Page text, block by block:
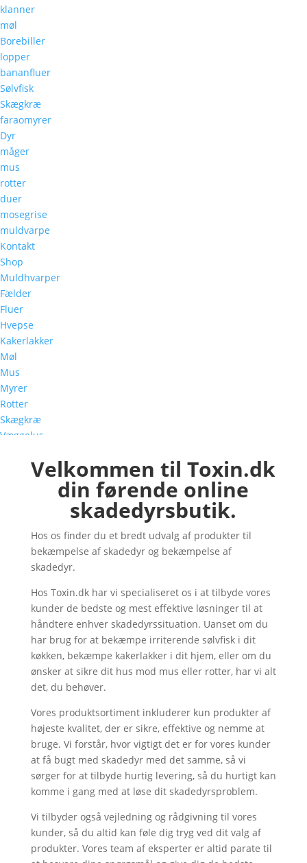
klanner
møl
Borebiller
lopper
bananfluer
Sølvfisk
Skægkræ
faraomyrer
Dyr
måger
mus
rotter
duer
mosegrise
muldvarpe
Kontakt
Shop
Muldhvarper
Fælder
Fluer
Hvepse
Kakerlakker
Møl
Mus
Myrer
Rotter
Skægkræ
Væggelus
Velkommen til Toxin.dk
din førende online
skadedyrsbutik.
Hos os finder du et bredt udvalg af produkter til
bekæmpelse af skadedyr og bekæmpelse af
skadedyr.
Hos Toxin.dk har vi specialiseret os i at tilbyde vores
kunder de bedste og mest effektive løsninger til at
håndtere enhver skadedyrssituation. Uanset om du
har brug for at bekæmpe irriterende sølvfisk i dit
køkken, bekæmpe kakerlakker i dit hjem, eller om du
ønsker at sikre dit hus mod mus eller rotter, har vi alt
det, du behøver.
Vores produktsortiment inkluderer kun produkter af
højeste kvalitet, der er sikre, effektive og nemme at
bruge. Vi forstår, hvor vigtigt det er for vores kunder
at få bugt med skadedyr med det samme, så vi
sørger for at tilbyde hurtig levering, så du hurtigt kan
komme i gang med at løse dit skadedyrsproblem.
Vi tilbyder også vejledning og rådgivning til vores
kunder, så du altid kan føle dig tryg ved dit valg af
produkter. Vores team af eksperter er altid parate til